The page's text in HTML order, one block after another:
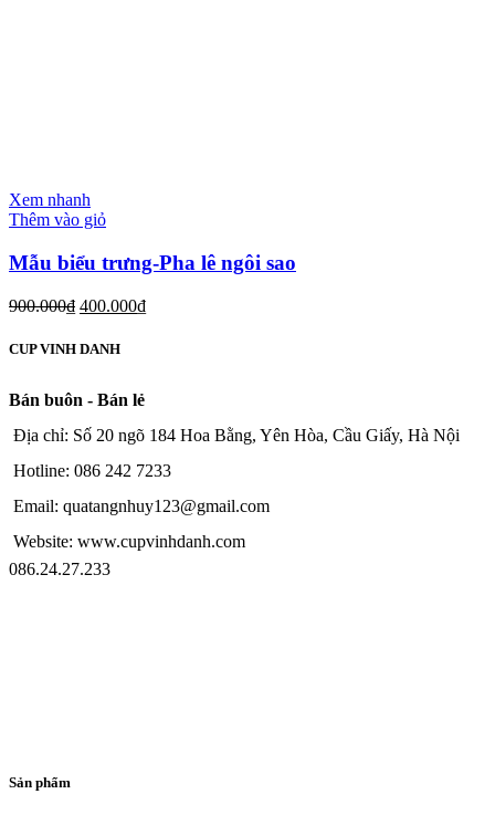
Xem nhanh
Thêm vào giỏ
Mẫu biểu trưng-Pha lê ngôi sao
900.000₫ 400.000₫
CUP VINH DANH
Bán buôn - Bán lẻ
Địa chỉ: Số 20 ngõ 184 Hoa Bằng, Yên Hòa, Cầu Giấy, Hà Nội
Hotline: 086 242 7233
Email: quatangnhuy123@gmail.com
Website: www.cupvinhdanh.com
086.24.27.233
Sản phẩm